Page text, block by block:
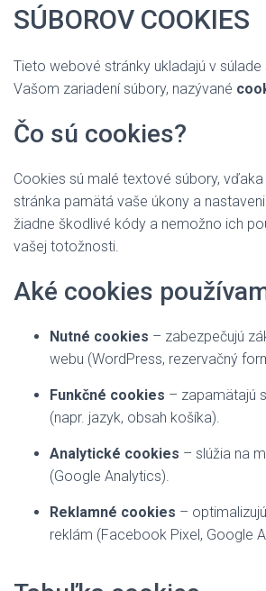
SÚBOROV COOKIES
Tieto webové stránky ukladajú v
Vašom zariadení súbory, nazývané
Čo sú cookies?
Cookies sú malé textové súbory,
stránka pamätá vaše úkony a
žiadne škodlivé kódy a nemožno ich
vašej totožnosti.
Aké cookies
Nutné cookies – zabezpečujú
webu (WordPress, rezervačný
Funkčné cookies – zapamätajú
(napr. jazyk, obsah košíka).
Analytické cookies – slúžia na
(Google Analytics).
Reklamné cookies –
reklám (Facebook Pixel, Google